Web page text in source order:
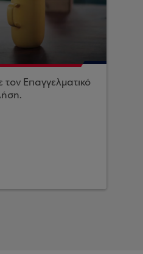
τον Επαγγελματικό